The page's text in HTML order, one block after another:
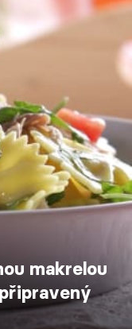
makrelou